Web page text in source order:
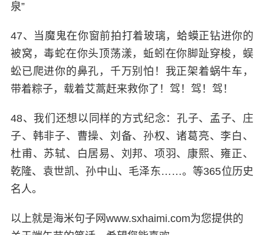
泉”
47、当魔鬼在你窗前拍打着玻璃，蛤蟆正钻进你的
被窝，毒蛇在你头顶荡漾，蚯蚓在你脚趾穿梭，蜈
蚣已爬进你的鼻孔，千万别怕！我正架着蜗牛车，
带着粽子，载着艾蒿赶来救你了！驾！驾！驾！
48、我们还想以同样的方式纪念：孔子、孟子、庄
子、韩非子、曹操、刘备、孙权、诸葛亮、李白、
杜甫、苏轼、白居易、刘邦、项羽、康熙、雍正、
乾隆、袁世凯、孙中山、毛泽东……。等365位历史
名人。
以上就是海米句子网www.sxhaimi.com为您提供的